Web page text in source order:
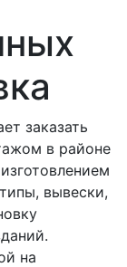
заказать
в районе
вывески,
на